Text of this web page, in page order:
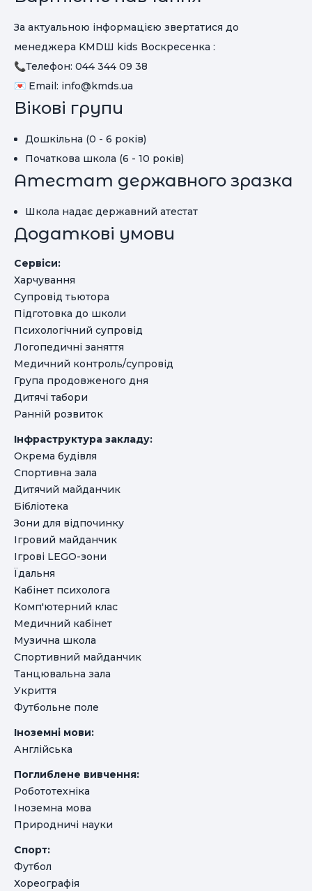
За актуальною інформацією звертатися до
менеджера KMDШ kids Воскресенка :
📞Телефон: 044 344 09 38
💌 Email: info@kmds.ua
Вікові групи
Дошкільна (0 - 6 років)
Початкова школа (6 - 10 років)
Атестат державного зразка
Школа надає державний атестат
Додаткові умови
Сервіси:
Харчування
Супровід тьютора
Підготовка до школи
Психологічний супровід
Логопедичні заняття
Медичний контроль/супровід
Група продовженого дня
Дитячі табори
Ранній розвиток
Інфраструктура закладу:
Окрема будівля
Спортивна зала
Дитячий майданчик
Бібліотека
Зони для відпочинку
Ігровий майданчик
Ігрові LEGO-зони
Їдальня
Кабінет психолога
Комп'ютерний клас
Медичний кабінет
Музична школа
Спортивний майданчик
Танцювальна зала
Укриття
Футбольне поле
Іноземні мови:
Англійська
Поглиблене вивчення:
Робототехніка
Іноземна мова
Природничі науки
Спорт:
Футбол
Хореографія